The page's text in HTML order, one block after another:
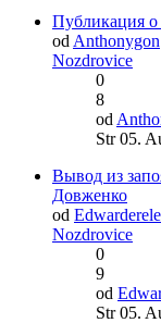
Публикация о
od Anthonygon
Nozdrovice
0
8
od
Str 05.
Вывод из
Довженко
od Edwarderele
Nozdrovice
0
9
od
Str 05.